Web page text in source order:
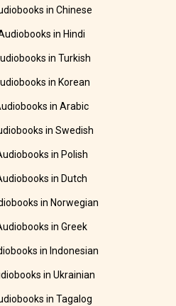
in Chinese
in Hindi
in Turkish
in Korean
in Arabic
in Swedish
in Polish
in Dutch
in Norwegian
in Greek
in Indonesian
in Ukrainian
in Tagalog